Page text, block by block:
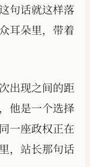
句话就这样落
耳朵里，带着
出现之间的距
他是一个选择
一座政权正在
，站长那句话